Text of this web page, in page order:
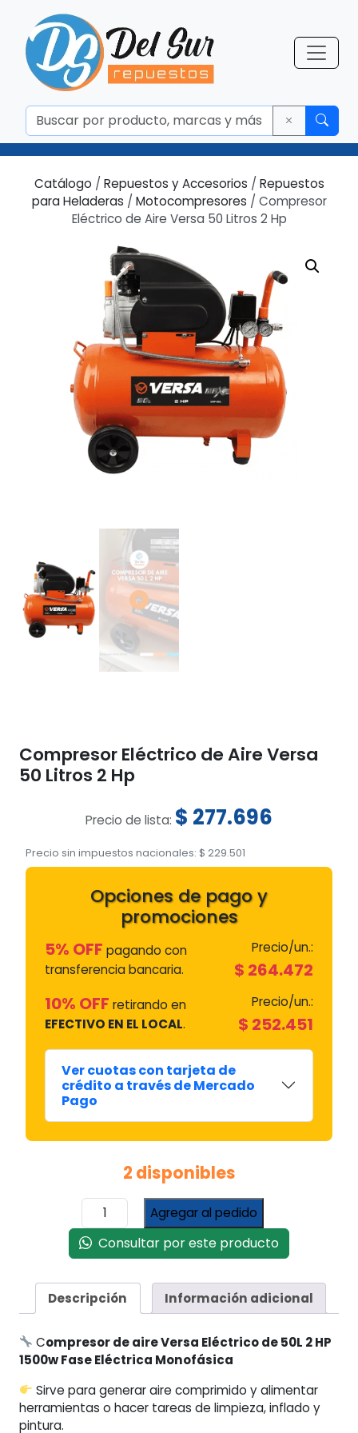
Catálogo / Repuestos y Accesorios / Repuestos
para Heladeras / Motocompresores / Compresor
Eléctrico de Aire Versa 50 Litros 2 Hp
Compresor Eléctrico de Aire Versa
50 Litros 2 Hp
Precio de lista: $ 277.696
Precio sin impuestos nacionales: $ 229.501
Opciones de pago y
promociones
5% OFF pagando con
transferencia bancaria.
Precio/un.:
$ 264.472
10% OFF retirando en
EFECTIVO EN EL LOCAL.
Precio/un.:
$ 252.451
Ver cuotas con tarjeta de
crédito a través de Mercado
Pago
2 disponibles
Compresor
Eléctrico
de
Aire
50
Litros
Hp
cantidad
Agregar al pedido
Consultar por este producto
Descripción Información adicional
Compresor de aire Versa Eléctrico de 50L 2 HP
1500w Fase Eléctrica Monofásica
Sirve para generar aire comprimido y alimentar
herramientas o hacer tareas de limpieza, inflado y
pintura.